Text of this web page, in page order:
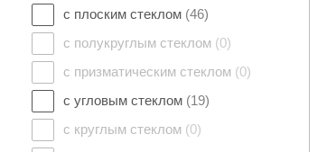
с плоским стеклом (46)
с полукруглым стеклом (0)
с призматическим стеклом (0)
с угловым стеклом (19)
с круглым стеклом (0)